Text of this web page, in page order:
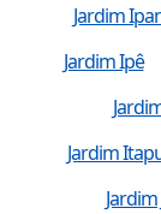
Jardim
Jardim Ipê
Jardim